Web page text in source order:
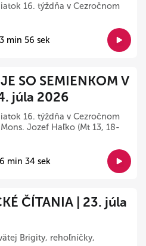
16. týždňa v Cezročnom
min 56 sek
SO SEMIENKOM V
júla 2026
16. týždňa v Cezročnom
Jozef Haľko (Mt 13, 18-
min 34 sek
ČÍTANIA | 23. júla
Brigity, rehoľníčky,